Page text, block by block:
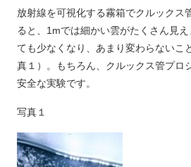
放射線を可視化する霧箱でクルックス
ると、1mでは細かい雲がたくさん見
ても少なくなり、あまり変わらないこ
真１）。もちろん、クルックス管プロ
安全な実験です。
写真１